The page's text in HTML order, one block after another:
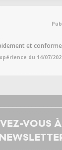
et conforme
du 14/07/
VOUS